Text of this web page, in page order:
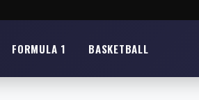
FORMULA 1 BASKETBALL